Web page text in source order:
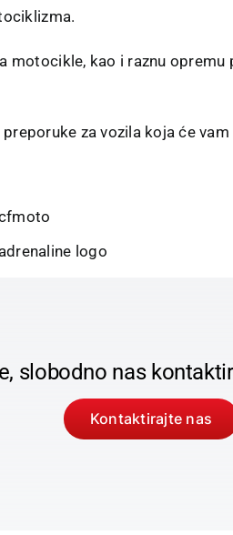
motocikle, kao i raznu opremu
za vozila koja će
slobodno nas
Kontaktirajte nas